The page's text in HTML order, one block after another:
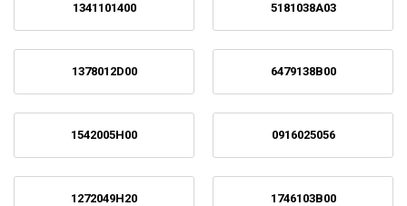
1341101400 5181038A03
1378012D00 6479138B00
1542005H00 0916025056
1272049H20 1746103B00